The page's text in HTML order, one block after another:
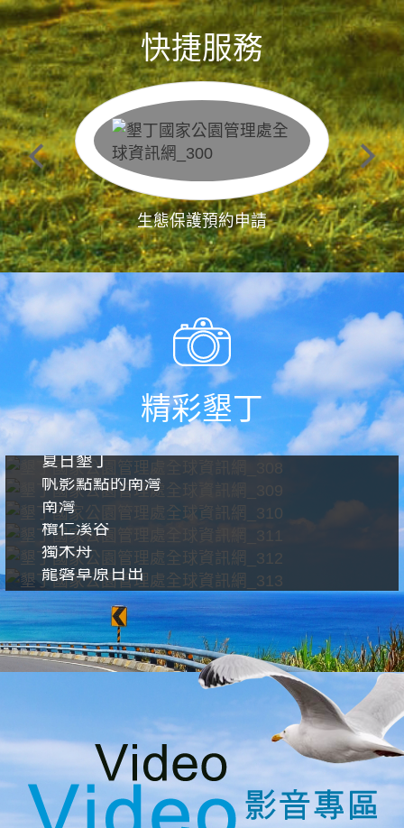
快捷服務
生態保護預約申請
精彩墾丁
夏日墾丁
帆影點點的南灣
南灣
欖仁溪谷
獨木舟
龍磐草原日出